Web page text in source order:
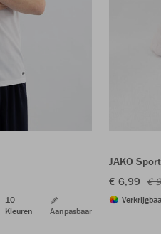
10
Kleuren
Aanpasbaar
JAKO
€ 6,99 €